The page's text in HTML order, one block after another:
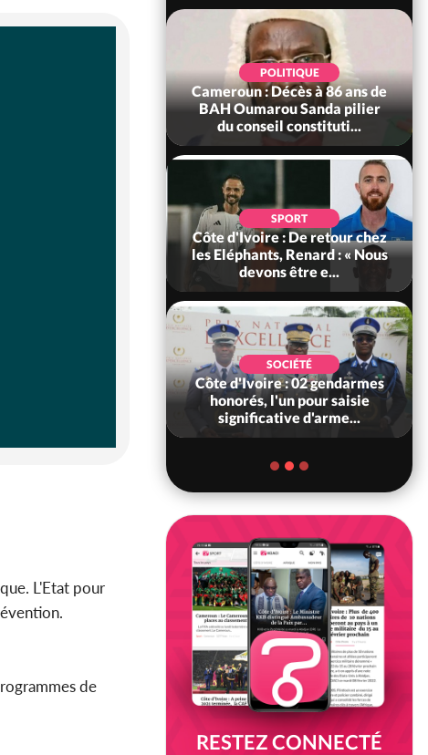
L'Etat pour
de
sans frais au
POLITIQUE
Cameroun : Décès à 86 ans de
BAH Oumarou Sanda pilier
du conseil constituti...
SPORT
Côte d'Ivoire : De retour chez
les Eléphants, Renard : « Nous
devons être e...
SOCIÉTÉ
Côte d'Ivoire : 02 gendarmes
honorés, l'un pour saisie
significative d'arme...
RESTEZ CONNECTÉ